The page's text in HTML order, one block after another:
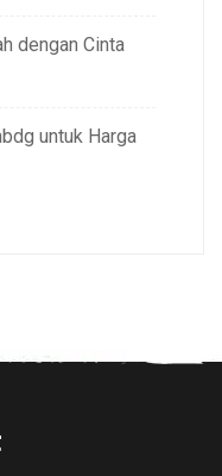
dengan Cinta
untuk Harga